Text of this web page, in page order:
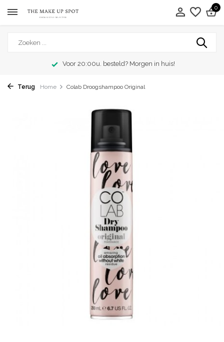
0
Voor 20:00u. besteld? Morgen in huis!
Terug Home Colab Droogshampoo Original